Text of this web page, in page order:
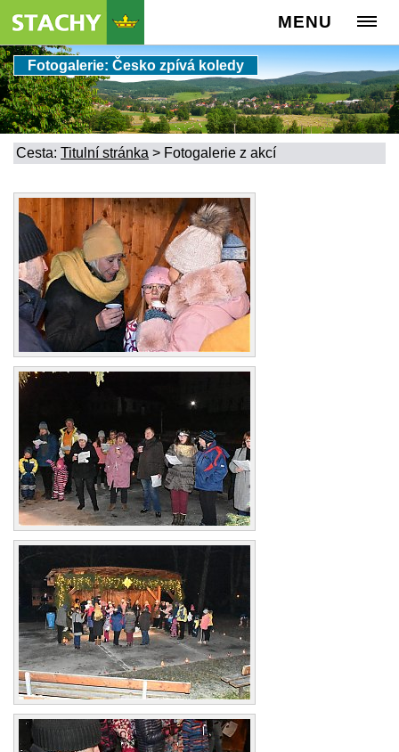
MENU
Fotogalerie: Česko zpívá koledy
Cesta: Titulní stránka > Fotogalerie z akcí